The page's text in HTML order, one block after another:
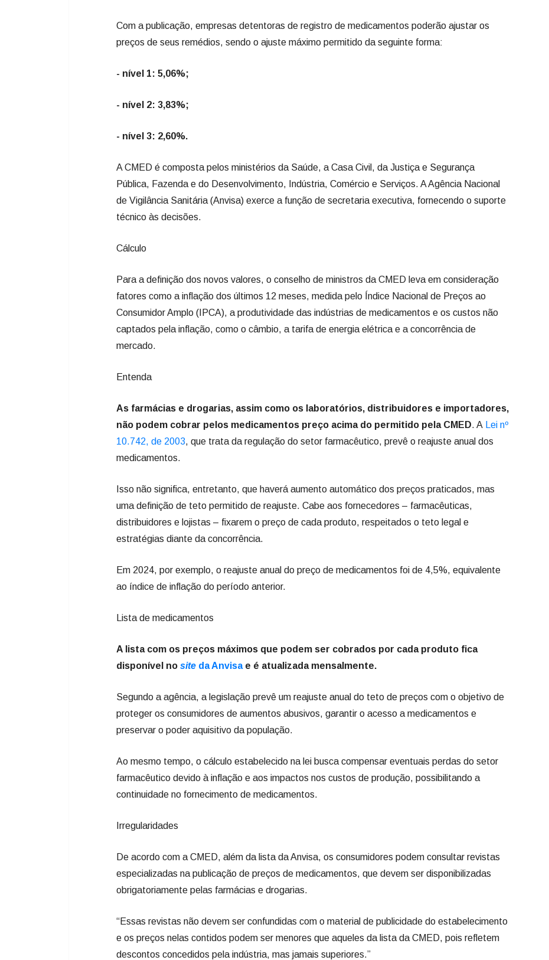
Com a publicação, empresas detentoras de registro de medicamentos poderão ajustar os
preços de seus remédios, sendo o ajuste máximo permitido da seguinte forma:
- nível 1: 5,06%;
- nível 2: 3,83%;
- nível 3: 2,60%.
A CMED é composta pelos ministérios da Saúde, a Casa Civil, da Justiça e Segurança
Pública, Fazenda e do Desenvolvimento, Indústria, Comércio e Serviços. A Agência Nacional
de Vigilância Sanitária (Anvisa) exerce a função de secretaria executiva, fornecendo o suporte
técnico às decisões.
Cálculo
Para a definição dos novos valores, o conselho de ministros da CMED leva em consideração
fatores como a inflação dos últimos 12 meses, medida pelo Índice Nacional de Preços ao
Consumidor Amplo (IPCA), a produtividade das indústrias de medicamentos e os custos não
captados pela inflação, como o câmbio, a tarifa de energia elétrica e a concorrência de
mercado.
Entenda
As farmácias e drogarias, assim como os laboratórios, distribuidores e importadores,
não podem cobrar pelos medicamentos preço acima do permitido pela CMED. A Lei nº
10.742, de 2003, que trata da regulação do setor farmacêutico, prevê o reajuste anual dos
medicamentos.
Isso não significa, entretanto, que haverá aumento automático dos preços praticados, mas
uma definição de teto permitido de reajuste. Cabe aos fornecedores – farmacêuticas,
distribuidores e lojistas – fixarem o preço de cada produto, respeitados o teto legal e
estratégias diante da concorrência.
Em 2024, por exemplo, o reajuste anual do preço de medicamentos foi de 4,5%, equivalente
ao índice de inflação do período anterior.
Lista de medicamentos
A lista com os preços máximos que podem ser cobrados por cada produto fica
disponível no site da Anvisae é atualizada mensalmente.
Segundo a agência, a legislação prevê um reajuste anual do teto de preços com o objetivo de
proteger os consumidores de aumentos abusivos, garantir o acesso a medicamentos e
preservar o poder aquisitivo da população.
Ao mesmo tempo, o cálculo estabelecido na lei busca compensar eventuais perdas do setor
farmacêutico devido à inflação e aos impactos nos custos de produção, possibilitando a
continuidade no fornecimento de medicamentos.
Irregularidades
De acordo com a CMED, além da lista da Anvisa, os consumidores podem consultar revistas
especializadas na publicação de preços de medicamentos, que devem ser disponibilizadas
obrigatoriamente pelas farmácias e drogarias.
“Essas revistas não devem ser confundidas com o material de publicidade do estabelecimento
e os preços nelas contidos podem ser menores que aqueles da lista da CMED, pois refletem
descontos concedidos pela indústria, mas jamais superiores.”